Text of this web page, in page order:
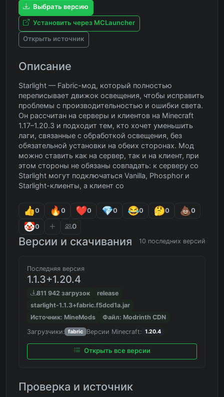
Выбрать версию
Установить через MCLauncher
Открыть источник
Описание
Starlight — Fabric-мод, который полностью
переписывает движок освещения, чтобы исправить
проблемы с производительностью и ошибки света.
Он рассчитан на серверы и клиентов на Minecraft
1.17–1.20.3 и подходит тем, кто хочет уменьшить
лаги, связанные с обработкой освещения, без
обязательной установки на обеих сторонах. Мод
можно ставить как на сервер, так и на клиент, при
этом стороны не обязаны совпадать: к серверу со
Starlight могут подключаться Vanilla, Phosphor и
Starlight-клиенты, а клиент со
0 0 0 0 0 0 0
0 0
Версии и скачивания 10 последних версий
Последняя версия
1.1.3+1.20.4
811 942 загрузок
release
starlight-1.1.3+fabric.f5dcd1a.jar
Источник: MineMods
Файл: Modrinth CDN
Загрузчики: fabric Версии Minecraft: 1.20.4
Открыть все версии
Проверка и источник